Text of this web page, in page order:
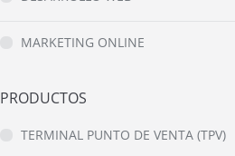
MARKETING ONLINE
PRODUCTOS
TERMINAL PUNTO DE VENTA (TPV)